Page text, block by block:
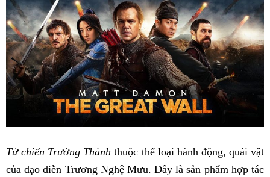
Tử chiến Trường Thành thuộc thể loại hành động, quái vật
của đạo diễn Trương Nghệ Mưu. Đây là sản phẩm hợp tác